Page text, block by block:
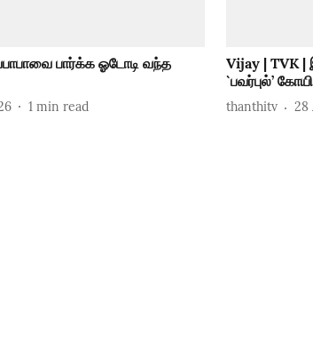
பார்க்க ஓடோடி வந்த
1 min read
Vijay | TVK |
`பவர்புல்’
thanthitv 28